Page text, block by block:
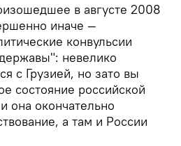
в августе 2008
иначе —
конвульсии
невелико
с Грузией, но зато вы
состояние российской
она окончательно
а там и России